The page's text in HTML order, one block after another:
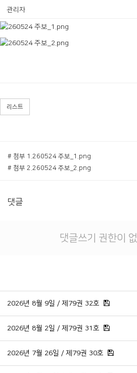
관리자
리스트
# 첨부 1.260524 주보_1.png
# 첨부 2.260524 주보_2.png
댓글
댓글쓰기 권한이
2026년 8월 9일 / 제79권 32호
2026년 8월 2일 / 제79권 31호
2026년 7월 26일 / 제79권 30호